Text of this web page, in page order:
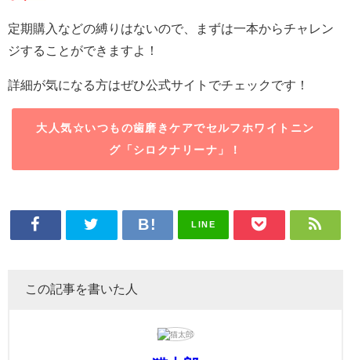
定期購入などの縛りはないので、まずは一本からチャレン
ジすることができますよ！
詳細が気になる方はぜひ公式サイトでチェックです！
大人気☆いつもの歯磨きケアでセルフホワイトニン
グ「シロクナリーナ」！
LINE
この記事を書いた人